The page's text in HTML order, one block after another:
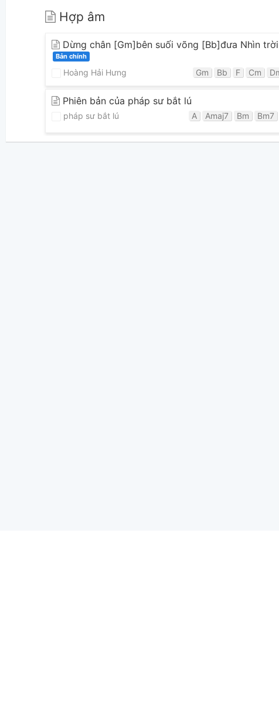
Hợp âm
Dừng chân [Gm]bên suối võng [Bb]đưa Nhìn
Bản chính
Hoàng Hải Hưng Gm Bb F Cm
Phiên bản của pháp sư bắt lú
pháp sư bắt lú A Amaj7 Bm Bm7